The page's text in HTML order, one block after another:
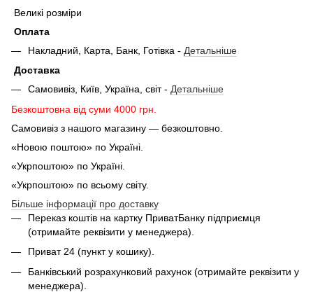
Великі розміри
Оплата
Накладний, Карта, Банк, Готівка - Детальніше
Доставка
Самовивіз, Київ, Україна, світ - Детальніше
Безкоштовна від суми 4000 грн.
Самовивіз з нашого магазину — безкоштовно.
«Новою поштою» по Україні.
«Укрпоштою» по Україні.
«Укрпоштою» по всьому світу.
Більше інформації про доставку
Переказ коштів на картку ПриватБанку підприємця
(отримайте реквізити у менеджера).
Приват 24 (пункт у кошику).
Банківський розрахунковий рахунок (отримайте реквізити у
менеджера).